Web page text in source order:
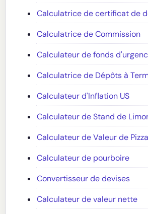
Calculatrice de certificat de
Calculatrice de Commission
Calculateur de fonds
Calculatrice de Dépôts à
Calculateur d'Inflation US
Calculateur de Stand de
Calculateur de Valeur de Pizza
Calculateur de pourboire
Convertisseur de devises
Calculateur de valeur nette